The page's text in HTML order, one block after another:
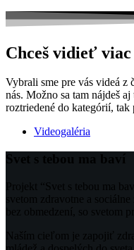
Chceš vidieť
Vybrali sme pre vás videá
nás. Možno sa tam nájdeš
roztriedené do kategórií, tak
Videogaléria
Svet s tebou ma baví
Projekt “Svet s tebou ma
svetom zdravotne a
bez obmedzení, so svetom
Naším cieľom je zapojiť